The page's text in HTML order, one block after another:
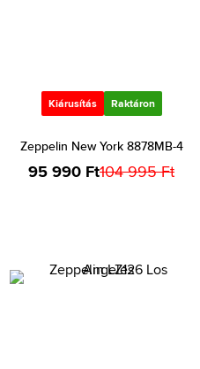
Kiárusítás Raktáron
Zeppelin New York 8878MB-4
95 990 Ft104 995 Ft